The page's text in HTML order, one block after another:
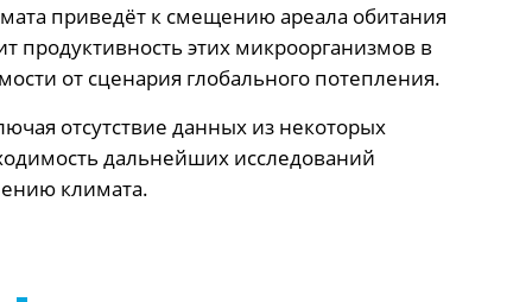
приведёт к смещению ареала обитания
продуктивность этих микроорганизмов в
от сценария глобального потепления.
отсутствие данных из некоторых
дальнейших исследований
климата.